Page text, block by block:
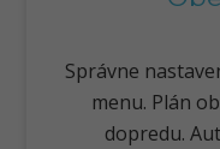
Správne
menu. Plán
dopredu.